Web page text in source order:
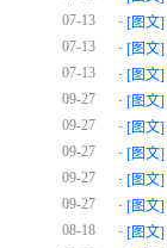
07-13
07-13
07-13
09-27
09-27
09-27
09-27
09-27
08-18
· [图文]
· [图文]
· [图文]
· [图文]
· [图文]
· [图文]
· [图文]
· [图文]
· [图文]